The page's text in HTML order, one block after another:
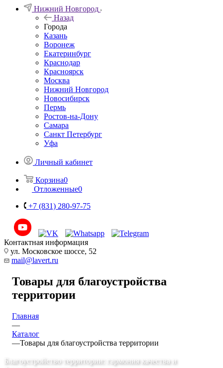
Нижний Новгород
Назад
Города
Казань
Воронеж
Екатеринбург
Краснодар
Красноярск
Москва
Нижний Новгород
Новосибирск
Пермь
Ростов-на-Дону
Самара
Санкт Петербург
Уфа
Личный кабинет
Корзина0
Отложенные0
+7 (831) 280-97-75
Контактная информация
ул. Московское шоссе, 52
mail@lavert.ru
Товары для благоустройства
территории
Главная
—
Каталог
—Товары для благоустройства территории
Благоустройство территории: гармония качества и